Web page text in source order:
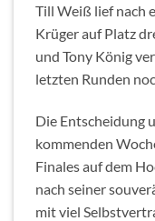
Till Weiß lief nach
Krüger auf Platz
und Tony König
letzten Runden
Die Entscheidung
kommenden
Finales auf dem
nach seiner
mit viel